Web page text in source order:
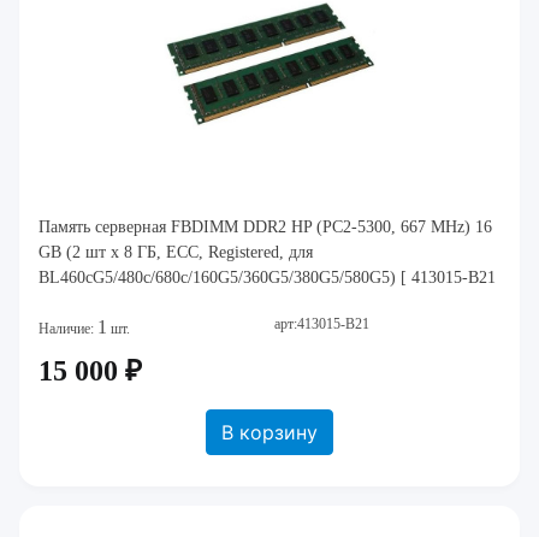
Память серверная FBDIMM DDR2 HP (PC2-5300, 667 MHz) 16
GB (2 шт x 8 ГБ, ECC, Registered, для
BL460cG5/480c/680c/160G5/360G5/380G5/580G5) [ 413015-B21
Наличие: 1 шт. арт:413015-B21
15 000 ₽
В корзину